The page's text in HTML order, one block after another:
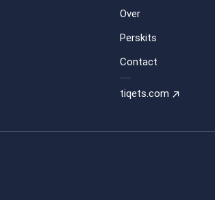
Over
Perskits
Contact
tiqets.com